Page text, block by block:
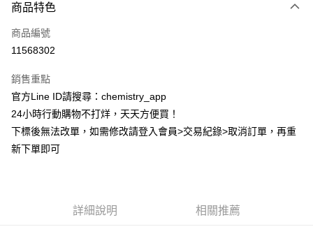
信用卡一次付款
超商取貨付款
Apple Pay
街口支付
悠遊付
商品特色
商品編號
11568302
銷售重點
官方Line ID請搜尋：chemistry_app
24小時行動購物不打烊，天天方便買！
下標後無法改單，如需修改請登入會員>交易紀錄>取消訂單，再重
新下單即可
詳細說明 相關推薦